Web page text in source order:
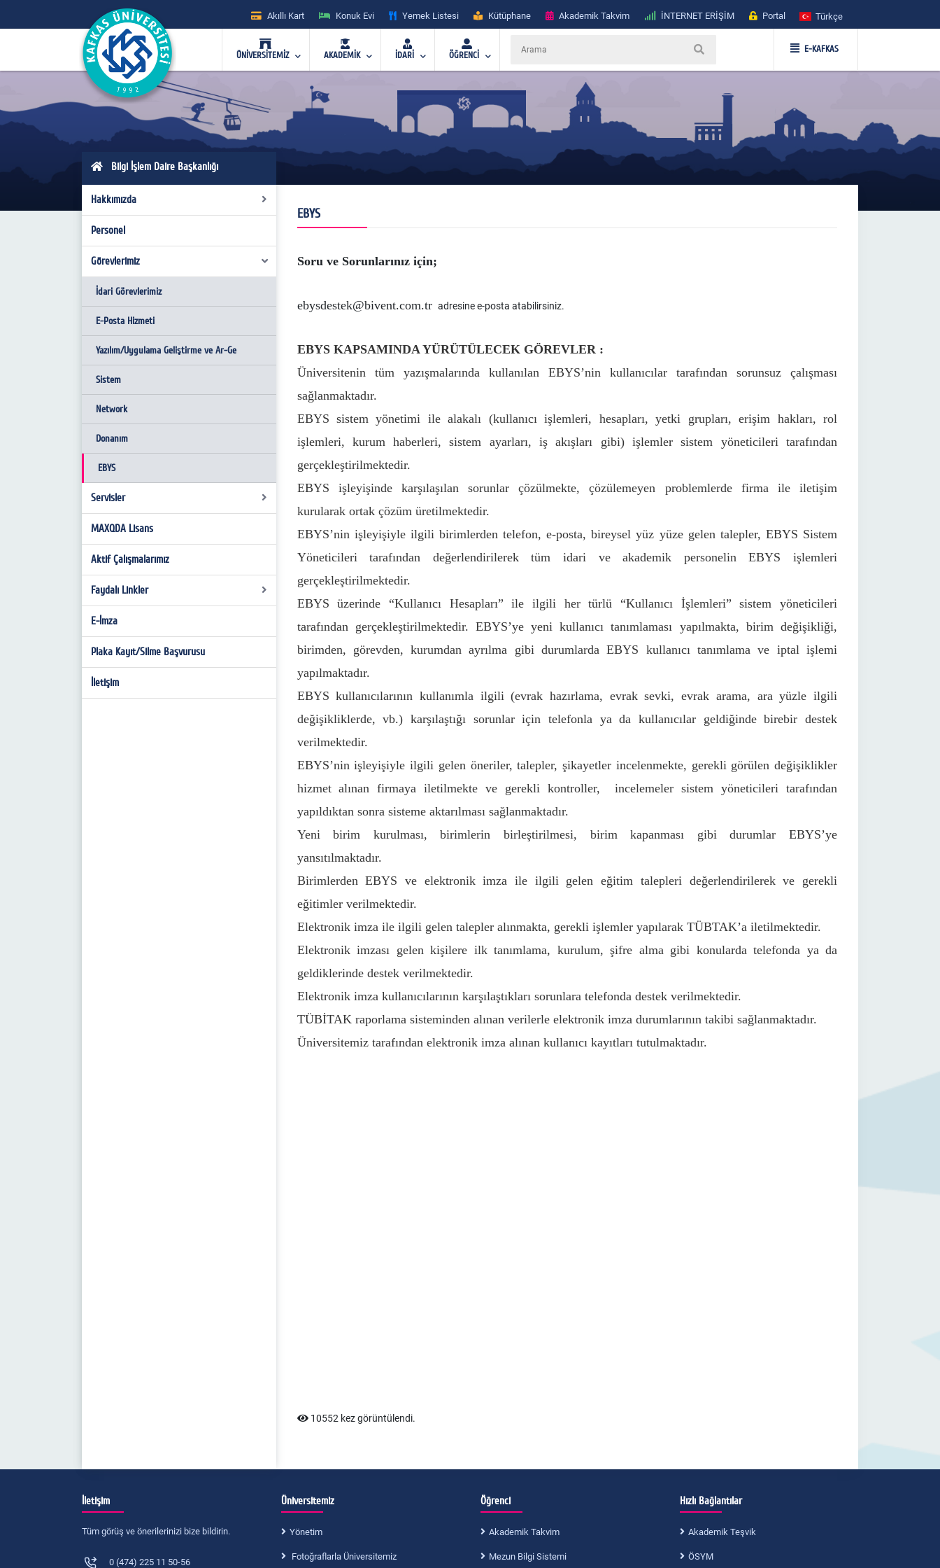
Akıllı Kart Konuk Evi Yemek Listesi Kütüphane Akademik Takvim İNTERNET ERİŞİM Portal Türkçe
ÜNİVERSİTEMİZ AKADEMİK İDARİ ÖĞRENCİ
E-KAFKAS
Bilgi İşlem Daire Başkanlığı
Hakkımızda
Organizasyon Şeması
Mevzuat
Misyon/Vizyon
Görev Tanımları
İş Akış Süreçleri
Personel
Görevlerimiz
İdari Görevlerimiz
E-Posta Hizmeti
Yazılım/Uygulama Geliştirme ve Ar-Ge
Sistem
Network
Donanım
EBYS
Servisler
E-posta Kullanım Kuralları
İnternet Kullanım Kuralları
Kişisel Verilerin Korunması
Eduroam
MAXQDA Lisans
Aktif Çalışmalarımız
Faydalı Linkler
Programlar
İdari Birim Kimlik Kodları
Kafkas Üniversitesi E-Posta Formu
E-İmza
Plaka Kayıt/Silme Başvurusu
İletişim
EBYS
Soru ve Sorunlarınız için;
ebysdestek@bivent.com.tr adresine e-posta atabilirsiniz.
EBYS KAPSAMINDA YÜRÜTÜLECEK GÖREVLER :
Üniversitenin tüm yazışmalarında kullanılan EBYS’nin kullanıcılar tarafından sorunsuz çalışması
sağlanmaktadır.
EBYS sistem yönetimi ile alakalı (kullanıcı işlemleri, hesapları, yetki grupları, erişim hakları, rol
işlemleri, kurum haberleri, sistem ayarları, iş akışları gibi) işlemler sistem yöneticileri tarafından
gerçekleştirilmektedir.
EBYS işleyişinde karşılaşılan sorunlar çözülmekte, çözülemeyen problemlerde firma ile iletişim
kurularak ortak çözüm üretilmektedir.
EBYS’nin işleyişiyle ilgili birimlerden telefon, e-posta, bireysel yüz yüze gelen talepler, EBYS Sistem
Yöneticileri tarafından değerlendirilerek tüm idari ve akademik personelin EBYS işlemleri
gerçekleştirilmektedir.
EBYS üzerinde “Kullanıcı Hesapları” ile ilgili her türlü “Kullanıcı İşlemleri” sistem yöneticileri
tarafından gerçekleştirilmektedir. EBYS’ye yeni kullanıcı tanımlaması yapılmakta, birim değişikliği,
birimden, görevden, kurumdan ayrılma gibi durumlarda EBYS kullanıcı tanımlama ve iptal işlemi
yapılmaktadır.
EBYS kullanıcılarının kullanımla ilgili (evrak hazırlama, evrak sevki, evrak arama, ara yüzle ilgili
değişikliklerde, vb.) karşılaştığı sorunlar için telefonla ya da kullanıcılar geldiğinde birebir destek
verilmektedir.
EBYS’nin işleyişiyle ilgili gelen öneriler, talepler, şikayetler incelenmekte, gerekli görülen değişiklikler
hizmet alınan firmaya iletilmekte ve gerekli kontroller, incelemeler sistem yöneticileri tarafından
yapıldıktan sonra sisteme aktarılması sağlanmaktadır.
Yeni birim kurulması, birimlerin birleştirilmesi, birim kapanması gibi durumlar EBYS’ye
yansıtılmaktadır.
Birimlerden EBYS ve elektronik imza ile ilgili gelen eğitim talepleri değerlendirilerek ve gerekli
eğitimler verilmektedir.
Elektronik imza ile ilgili gelen talepler alınmakta, gerekli işlemler yapılarak TÜBTAK’a iletilmektedir.
Elektronik imzası gelen kişilere ilk tanımlama, kurulum, şifre alma gibi konularda telefonda ya da
geldiklerinde destek verilmektedir.
Elektronik imza kullanıcılarının karşılaştıkları sorunlara telefonda destek verilmektedir.
TÜBİTAK raporlama sisteminden alınan verilerle elektronik imza durumlarının takibi sağlanmaktadır.
Üniversitemiz tarafından elektronik imza alınan kullanıcı kayıtları tutulmaktadır.
10552 kez görüntülendi.
İletişim
Tüm görüş ve önerilerinizi bize bildirin.
0 (474) 225 11 50-56
Üniversitemiz
Yönetim
Fotoğraflarla Üniversitemiz
Öğrenci
Akademik Takvim
Mezun Bilgi Sistemi
Hızlı Bağlantılar
Akademik Teşvik
ÖSYM